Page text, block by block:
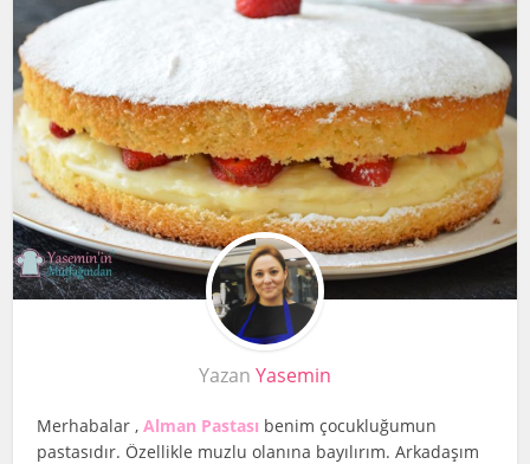
Yazan Yasemin
Merhabalar ,Alman Pastası benim çocukluğumun
pastasıdır. Özellikle muzlu olanına bayılırım. Arkadaşım